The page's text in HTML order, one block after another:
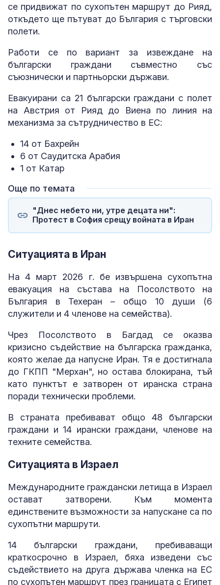
се придвижат по сухопътен маршрут до Рияд,
откъдето ще пътуват до България с търговски
полети.
Работи се по вариант за извеждане на
български граждани съвместно със
съюзнически и партньорски държави.
Евакуирани са 21 български граждани с полет
на Австрия от Рияд до Виена по линия на
механизма за сътрудничество в ЕС:
14 от Бахрейн
6 от Саудитска Арабия
1 от Катар
Още по темата
"Днес небето ни, утре децата ни":
Протест в София срещу войната в Иран
Ситуацията в Иран
На 4 март 2026 г. бе извършена сухопътна
евакуация на състава на Посолството на
България в Техеран – общо 10 души (6
служители и 4 членове на семейства).
Чрез Посолството в Багдад се оказва
кризисно съдействие на българска гражданка,
която желае да напусне Иран. Тя е достигнала
до ГКПП "Мерхан", но остава блокирана, тъй
като пунктът е затворен от иранска страна
поради технически проблеми.
В страната пребивават общо 48 български
граждани и 14 ирански граждани, членове на
техните семейства.
Ситуацията в Израел
Международните граждански летища в Израел
остават затворени. Към момента
единствените възможности за напускане са по
сухопътни маршрути.
14 български граждани, пребиваващи
краткосрочно в Израел, бяха изведени със
съдействието на друга държава членка на ЕС
по сухопътен маршрут през границата с Египет